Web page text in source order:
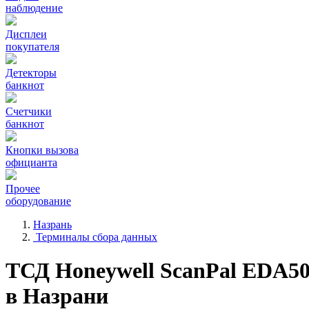
наблюдение
Дисплеи
покупателя
Детекторы
банкнот
Счетчики
банкнот
Кнопки вызова
официанта
Прочее
оборудование
Назрань
Терминалы сбора данных
ТСД Honeywell ScanPal
в Назрани